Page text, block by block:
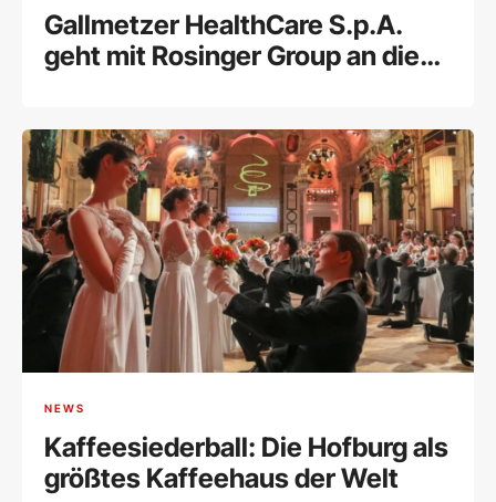
Gallmetzer HealthCare S.p.A.
geht mit Rosinger Group an die
NEWS
Kaffeesiederball: Die Hofburg als
größtes Kaffeehaus der Welt